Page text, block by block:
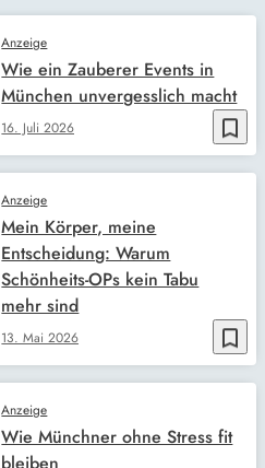
bookmark_border
Anzeige
16. Juli 2026
Wie ein Zauberer Events in
München unvergesslich macht
bookmark_border
Anzeige
13. Mai 2026
Mein Körper, meine
Entscheidung: Warum
Schönheits-OPs kein Tabu
mehr sind
Anzeige
Wie Münchner ohne Stress fit
bleiben